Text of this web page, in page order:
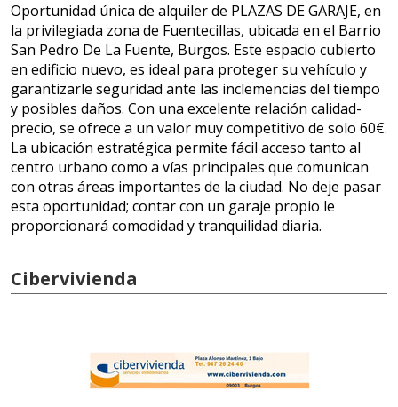
Oportunidad única de alquiler de PLAZAS DE GARAJE, en
la privilegiada zona de Fuentecillas, ubicada en el Barrio
San Pedro De La Fuente, Burgos. Este espacio cubierto
en edificio nuevo, es ideal para proteger su vehículo y
garantizarle seguridad ante las inclemencias del tiempo
y posibles daños. Con una excelente relación calidad-
precio, se ofrece a un valor muy competitivo de solo 60€.
La ubicación estratégica permite fácil acceso tanto al
centro urbano como a vías principales que comunican
con otras áreas importantes de la ciudad. No deje pasar
esta oportunidad; contar con un garaje propio le
proporcionará comodidad y tranquilidad diaria.
Cibervivienda